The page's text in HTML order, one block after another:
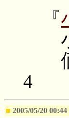
『
小
価
4
■ 2005/05/20 00:44